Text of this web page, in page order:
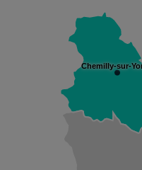
Chemilly-sur-